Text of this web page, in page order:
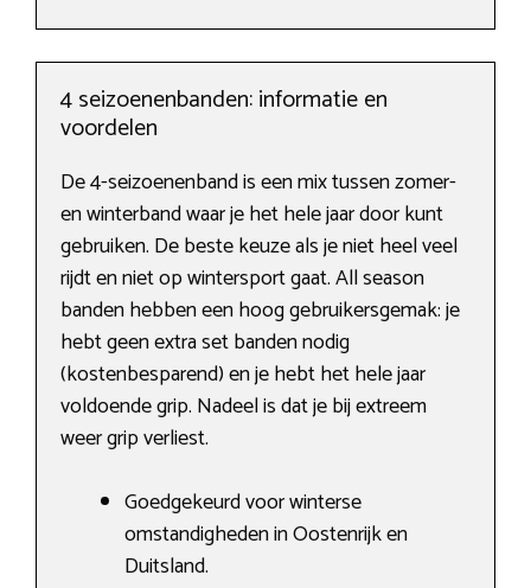
4 seizoenenbanden: informatie en
voordelen
De 4-seizoenenband is een mix tussen zomer-
en winterband waar je het hele jaar door kunt
gebruiken. De beste keuze als je niet heel veel
rijdt en niet op wintersport gaat. All season
banden hebben een hoog gebruikersgemak: je
hebt geen extra set banden nodig
(kostenbesparend) en je hebt het hele jaar
voldoende grip. Nadeel is dat je bij extreem
weer grip verliest.
Goedgekeurd voor winterse
omstandigheden in Oostenrijk en
Duitsland.